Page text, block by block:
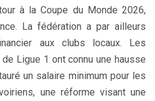
à la Coupe du Monde 2026,
La fédération a par ailleurs
aux clubs locaux. Les
Ligue 1 ont connu une hausse
un salaire minimum pour les
une réforme visant une